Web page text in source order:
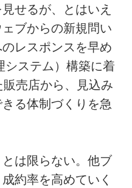
せるが、とはいえ
ブからの新規問い
レスポンスを早め
システム）構築に着
売店から、見込み
る体制づくりを急
とは限らない。他ブ
約率を高めていく